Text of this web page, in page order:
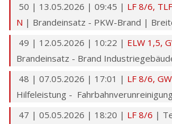
50 | 13.05.2026 | 09:45 | LF 8/6,
N | Brandeinsatz - PKW-Brand |
49 | 12.05.2026 | 10:22 | ELW 1,5,
Brandeinsatz - Brand
48 | 07.05.2026 | 17:01 | LF 8/6,
Hilfeleistung -
47 | 05.05.2026 | 18:20 | LF 8/6 |